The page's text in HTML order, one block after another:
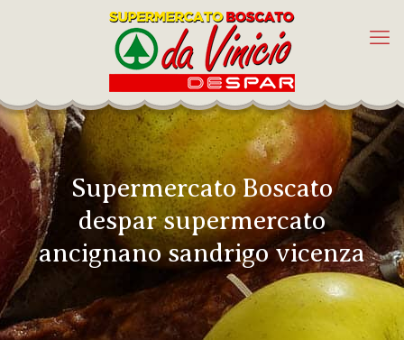
Supermercato Boscato
despar supermercato
ancignano sandrigo vicenza